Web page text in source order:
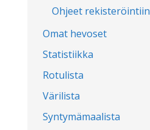
Ohjeet rekisteröintiin
Omat hevoset
Statistiikka
Rotulista
Värilista
Syntymämaalista